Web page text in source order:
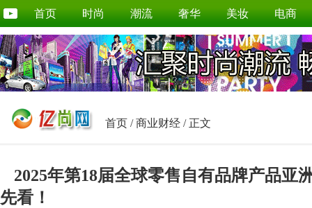
首页 时尚 潮流 奢华 美妆 电商
首页 /商业财经 / 正文
2025年第18届全球零售自有品牌产品亚
先看！